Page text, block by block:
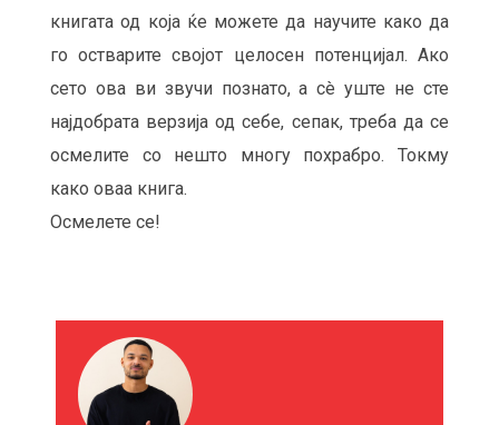
книгата од која ќе можете да научите како да
го остварите својот целосен потенцијал. Ако
сето ова ви звучи познато, а сè уште не сте
најдобрата верзија од себе, сепак, треба да се
осмелите со нешто многу похрабро. Токму
како оваа книга.
Осмелете се!